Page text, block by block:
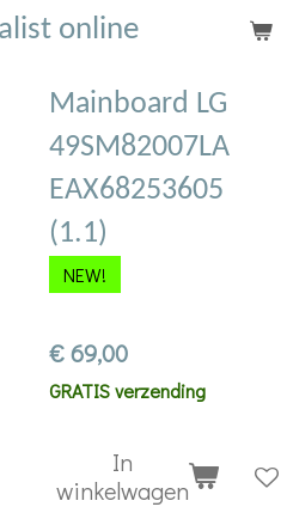
online
Mainboard LG
49SM82007LA
EAX68253605
(1.1)
NEW!
€ 69,00
GRATIS verzending
In
winkelwagen